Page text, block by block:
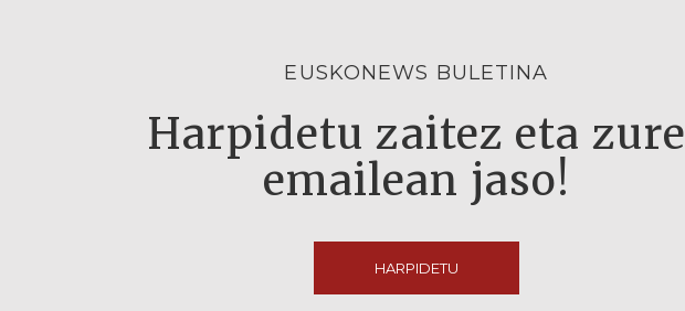
EUSKONEWS BULETINA
Harpidetu zaitez eta zure
emailean jaso!
HARPIDETU